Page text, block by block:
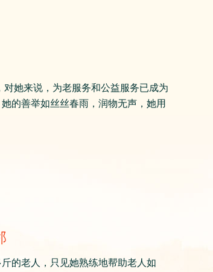
她来说，为老服务和公益服务已成为
的善举如丝丝春雨，润物无声，她用
的老人，只见她熟练地帮助老人如